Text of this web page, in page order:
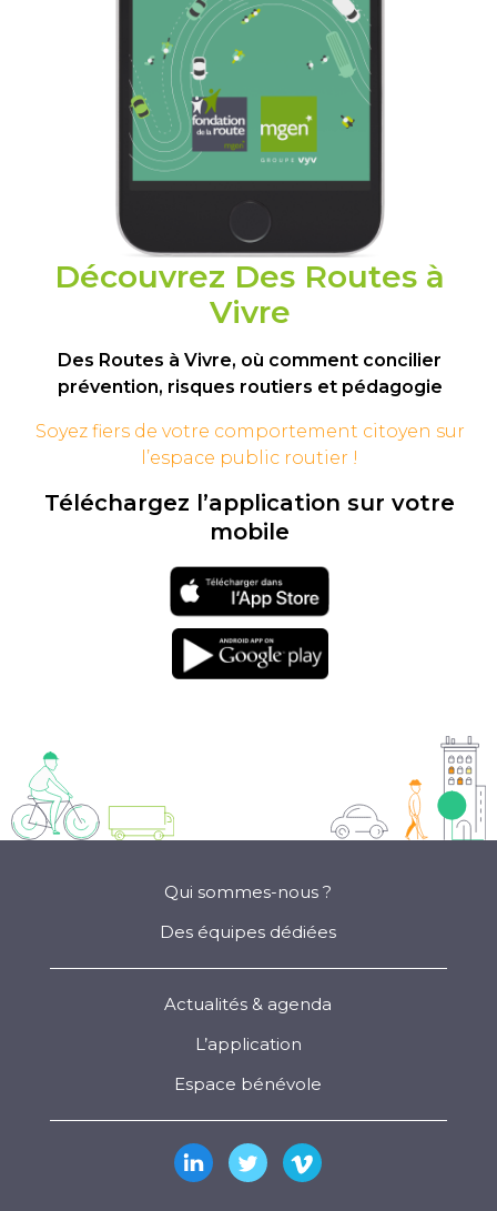
Découvrez Des Routes à
Vivre
Des Routes à Vivre, où comment concilier
prévention, risques routiers et pédagogie
Soyez fiers de votre comportement citoyen sur
l’espace public routier !
Téléchargez l’application sur votre
mobile
Téléchargement
sur l'app store
Téléchargement
sur google play
Qui sommes-nous ?
Des équipes dédiées
Actualités & agenda
L’application
Espace bénévole